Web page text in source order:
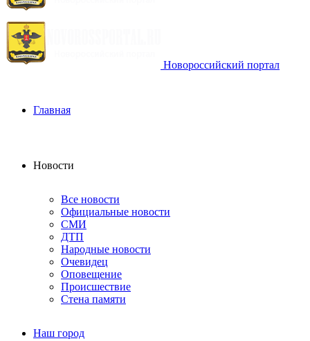
Новороссийский портал
Главная
Новости
Все новости
Официальные новости
СМИ
ДТП
Народные новости
Очевидец
Оповещение
Происшествие
Стена памяти
Наш город